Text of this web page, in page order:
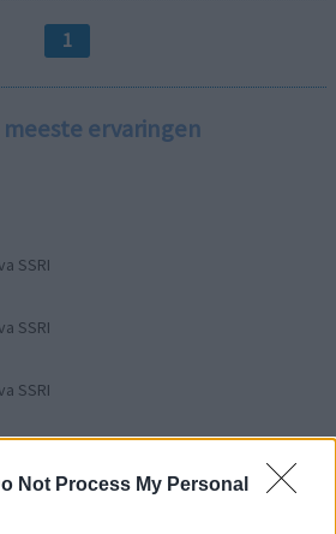
Not Process My Personal
1
ervaringen
SSRI
SSRI
SSRI